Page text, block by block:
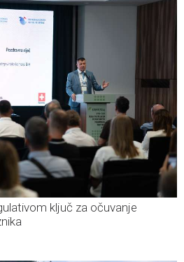
ključ za očuvanje